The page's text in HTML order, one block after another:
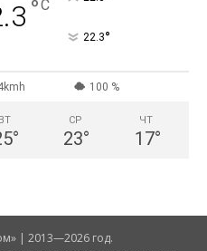
°C
22.3°
100 %
ВТ
°
СР
23°
ЧТ
17°
| 2013—2026 год.